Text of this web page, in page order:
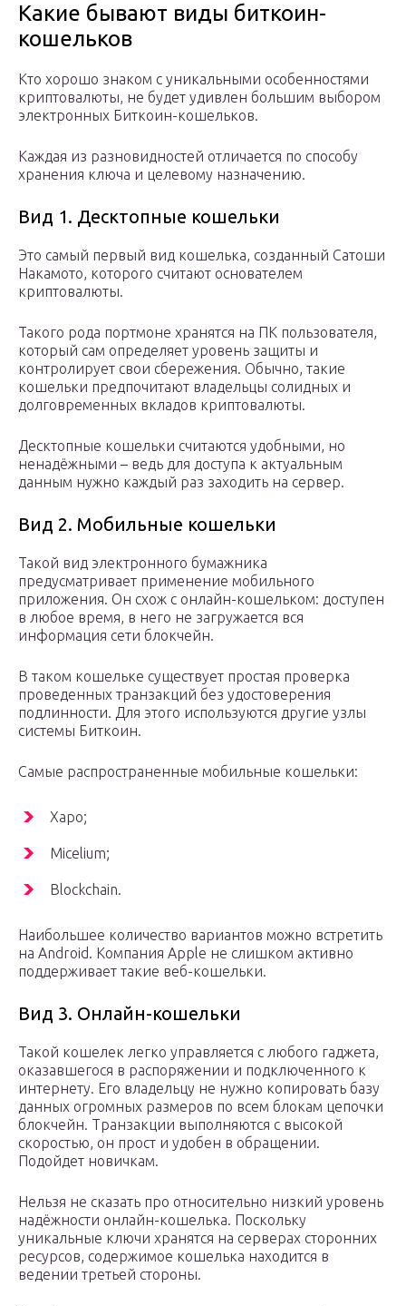
Какие бывают виды биткоин-
кошельков
Кто хорошо знаком с уникальными особенностями
криптовалюты, не будет удивлен большим выбором
электронных Биткоин-кошельков.
Каждая из разновидностей отличается по способу
хранения ключа и целевому назначению.
Вид 1. Десктопные кошельки
Это самый первый вид кошелька, созданный Сатоши
Накамото, которого считают основателем
криптовалюты.
Такого рода портмоне хранятся на ПК пользователя,
который сам определяет уровень защиты и
контролирует свои сбережения. Обычно, такие
кошельки предпочитают владельцы солидных и
долговременных вкладов криптовалюты.
Десктопные кошельки считаются удобными, но
ненадёжными – ведь для доступа к актуальным
данным нужно каждый раз заходить на сервер.
Вид 2. Мобильные кошельки
Такой вид электронного бумажника
предусматривает применение мобильного
приложения. Он схож с онлайн-кошельком: доступен
в любое время, в него не загружается вся
информация сети блокчейн.
В таком кошельке существует простая проверка
проведенных транзакций без удостоверения
подлинности. Для этого используются другие узлы
системы Биткоин.
Самые распространенные мобильные кошельки:
Харо;
Micelium;
Blockchain.
Наибольшее количество вариантов можно встретить
на Android. Компания Apple не слишком активно
поддерживает такие веб-кошельки.
Вид 3. Онлайн-кошельки
Такой кошелек легко управляется с любого гаджета,
оказавшегося в распоряжении и подключенного к
интернету. Его владельцу не нужно копировать базу
данных огромных размеров по всем блокам цепочки
блокчейн. Транзакции выполняются с высокой
скоростью, он прост и удобен в обращении.
Подойдет новичкам.
Нельзя не сказать про относительно низкий уровень
надёжности онлайн-кошелька. Поскольку
уникальные ключи хранятся на серверах сторонних
ресурсов, содержимое кошелька находится в
ведении третьей стороны.